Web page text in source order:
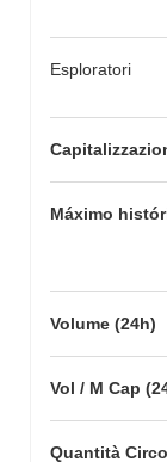
Esploratori
Máximo
Volume (24h)
Vol / M Cap
Quantità